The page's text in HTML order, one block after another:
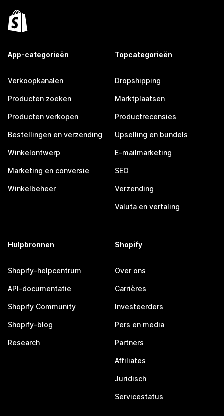
App-categorieën
Verkoopkanalen
Producten zoeken
Producten verkopen
Bestellingen en verzending
Winkelontwerp
Marketing en conversie
Winkelbeheer
Topcategorieën
Dropshipping
Marktplaatsen
Productrecensies
Upselling en bundels
E-mailmarketing
SEO
Verzending
Valuta en vertaling
Hulpbronnen
Shopify-helpcentrum
API-documentatie
Shopify Community
Shopify-blog
Research
Shopify
Over ons
Carrières
Investeerders
Pers en media
Partners
Affiliates
Juridisch
Servicestatus